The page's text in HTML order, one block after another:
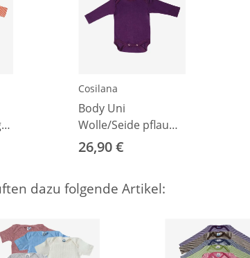
Cosilana
Body Uni
Wolle/Seide pflaume
50/56
26,90 €
dazu folgende Artikel: